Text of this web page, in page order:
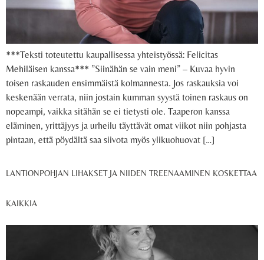
***Teksti toteutettu kaupallisessa yhteistyössä: Felicitas
Mehiläisen kanssa*** ”Siinähän se vain meni” – Kuvaa hyvin
toisen raskauden ensimmäistä kolmannesta. Jos raskauksia voi
keskenään verrata, niin jostain kumman syystä toinen raskaus on
nopeampi, vaikka sitähän se ei tietysti ole. Taaperon kanssa
eläminen, yrittäjyys ja urheilu täyttävät omat viikot niin pohjasta
pintaan, että pöydältä saa siivota myös ylikuohuovat […]
LANTIONPOHJAN LIHAKSET JA NIIDEN TREENAAMINEN KOSKETTAA
KAIKKIA